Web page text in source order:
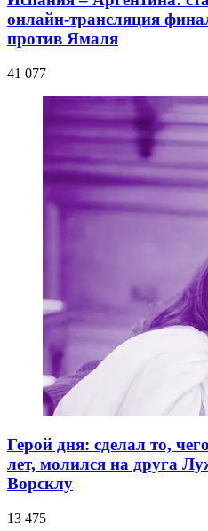
онлайн-трансляция
против Ямаля
41 077
Герой дня: сделал то,
лет, молился на друга
Ворсклу
13 475